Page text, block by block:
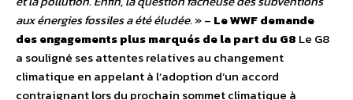
aux énergies fossiles a été éludée.» – Le WWF demande
des engagements plus marqués de la part du G8 Le G8
a souligné ses attentes relatives au changement
climatique en appelant à l’adoption d’un accord
contraignant lors du prochain sommet climatique à